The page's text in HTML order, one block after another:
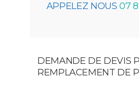
APPELEZ NOUS07
DEMANDE DE DEVIS
REMPLACEMENT DE